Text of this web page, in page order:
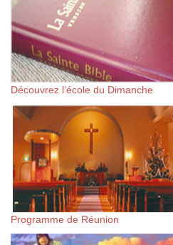
Découvrez l’école du Dimanche
Programme de Réunion